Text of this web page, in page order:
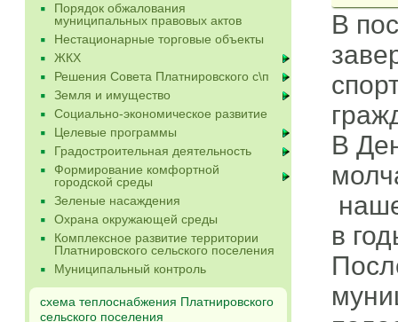
Порядок обжалования
муниципальных правовых актов
Нестационарные торговые объекты
ЖКХ
Решения Совета Платнировского с\п
Земля и имущество
Социально-экономическое развитие
Целевые программы
Градостроительная деятельность
Формирование комфортной
городской среды
Зеленые насаждения
Охрана окружающей среды
Комплексное развитие территории
Платнировского сельского поселения
Муниципальный контроль
схема теплоснабжения Платнировского
сельского поселения
В
В
в